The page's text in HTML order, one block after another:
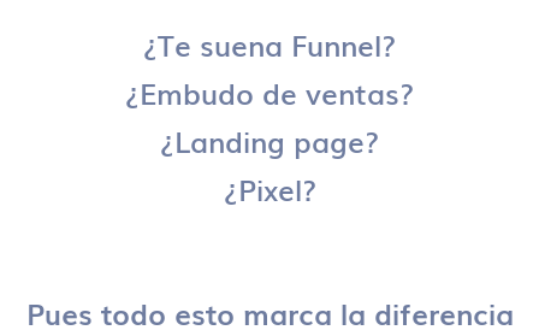
¿Te suena Funnel?
¿Embudo de ventas?
¿Landing page?
¿Pixel?
Pues todo esto marca la diferencia